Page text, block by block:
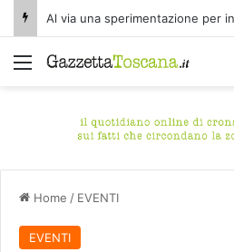
Menu
Home / EVENTI
EVENTI